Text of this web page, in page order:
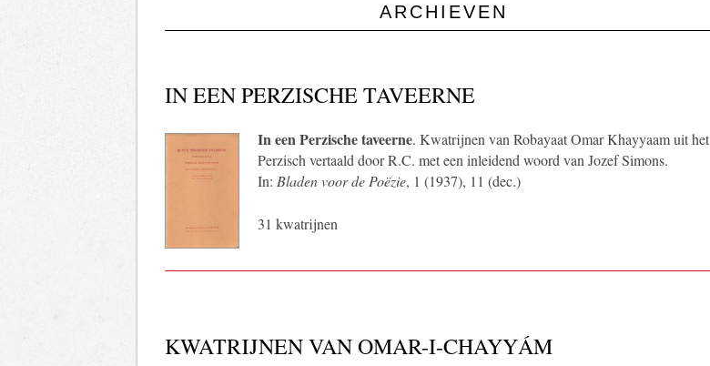
ARCHIEVEN
IN EEN PERZISCHE TAVEERNE
In een Perzische taveerne. Kwatrijnen van Robayaat Omar Khayyaam uit het
Perzisch vertaald door R.C. met een inleidend woord van Jozef Simons.
In: Bladen voor de Poëzie, 1 (1937), 11 (dec.)
31 kwatrijnen
KWATRIJNEN VAN OMAR-I-CHAYYÁM